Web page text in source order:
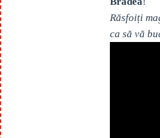
Răsfoiți
ca să vă